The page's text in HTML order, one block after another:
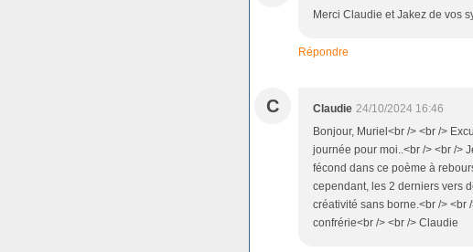
Merci Claudie et Jakez de vos
Répondre
C Claudie 24/10/2024 16:46
Bonjour, Muriel<br /> <br />
journée pour moi..<br /> <br />
fécond dans ce poème à
cependant, les 2 derniers vers
créativité sans borne.<br /> <br
confrérie<br /> <br /> Claudie